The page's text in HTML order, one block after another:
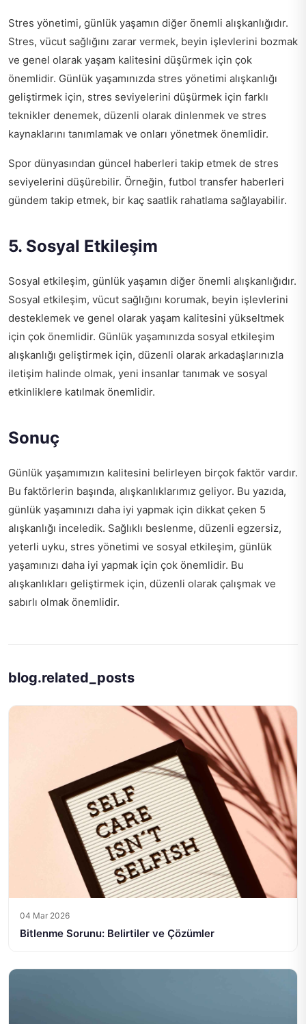
Stres yönetimi, günlük yaşamın diğer önemli alışkanlığıdır.
Stres, vücut sağlığını zarar vermek, beyin işlevlerini bozmak
ve genel olarak yaşam kalitesini düşürmek için çok
önemlidir. Günlük yaşamınızda stres yönetimi alışkanlığı
geliştirmek için, stres seviyelerini düşürmek için farklı
teknikler denemek, düzenli olarak dinlenmek ve stres
kaynaklarını tanımlamak ve onları yönetmek önemlidir.
Spor dünyasından güncel haberleri takip etmek de stres
seviyelerini düşürebilir. Örneğin, futbol transfer haberleri
gündem takip etmek, bir kaç saatlik rahatlama sağlayabilir.
5. Sosyal Etkileşim
Sosyal etkileşim, günlük yaşamın diğer önemli alışkanlığıdır.
Sosyal etkileşim, vücut sağlığını korumak, beyin işlevlerini
desteklemek ve genel olarak yaşam kalitesini yükseltmek
için çok önemlidir. Günlük yaşamınızda sosyal etkileşim
alışkanlığı geliştirmek için, düzenli olarak arkadaşlarınızla
iletişim halinde olmak, yeni insanlar tanımak ve sosyal
etkinliklere katılmak önemlidir.
Sonuç
Günlük yaşamımızın kalitesini belirleyen birçok faktör vardır.
Bu faktörlerin başında, alışkanlıklarımız geliyor. Bu yazıda,
günlük yaşamınızı daha iyi yapmak için dikkat çeken 5
alışkanlığı inceledik. Sağlıklı beslenme, düzenli egzersiz,
yeterli uyku, stres yönetimi ve sosyal etkileşim, günlük
yaşamınızı daha iyi yapmak için çok önemlidir. Bu
alışkanlıkları geliştirmek için, düzenli olarak çalışmak ve
sabırlı olmak önemlidir.
blog.related_posts
04 Mar 2026
Bitlenme Sorunu: Belirtiler ve Çözümler